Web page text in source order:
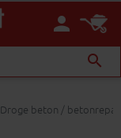
person
search
Droge beton /